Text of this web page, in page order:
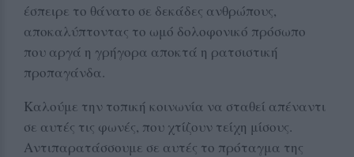
έσπειρε το θάνατο σε δεκάδες ανθρώπους,
αποκαλύπτοντας το ωμό δολοφονικό πρόσωπο
που αργά η γρήγορα αποκτά η ρατσιστική
προπαγάνδα.
Καλούμε την τοπική κοινωνία να σταθεί απέναντι
σε αυτές τις φωνές, που χτίζουν τείχη μίσους.
Αντιπαρατάσσουμε σε αυτές το πρόταγμα της